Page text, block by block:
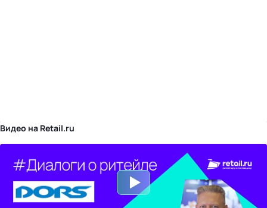
Видео на Retail.ru